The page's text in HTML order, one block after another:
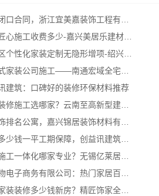
建筑：口碑好的装修环保材料推荐